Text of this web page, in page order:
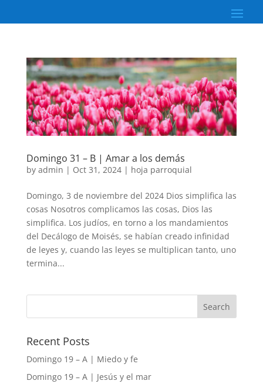
Domingo 31 – B | Amar a los demás
by admin | Oct 31, 2024| hoja parroquial
Domingo, 3 de noviembre del 2024 Dios simplifica las
cosas Nosotros complicamos las cosas, Dios las
simplifica. Los judíos, en torno a los mandamientos
del Decálogo de Moisés, se habían creado infinidad
de leyes y, cuando las leyes se multiplican tanto, uno
termina...
Recent Posts
Domingo 19 – A | Miedo y fe
Domingo 19 – A | Jesús y el mar